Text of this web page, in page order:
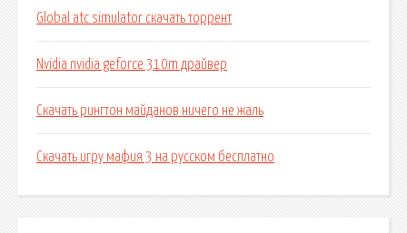
Global atc simulator скачать торрент
Nvidia nvidia geforce 310m драйвер
Скачать рингтон майданов ничего не жаль
Скачать игру мафия 3 на русском бесплатно